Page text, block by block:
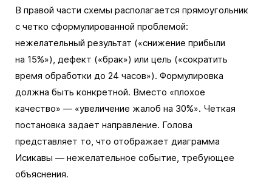
В правой части схемы располагается прямоугольник
с четко сформулированной проблемой:
нежелательный результат («снижение прибыли
на 15%»), дефект («брак») или цель («сократить
время обработки до 24 часов»). Формулировка
должна быть конкретной. Вместо «плохое
качество» — «увеличение жалоб на 30%». Четкая
постановка задает направление. Голова
представляет то, что отображает диаграмма
Исикавы — нежелательное событие, требующее
объяснения.